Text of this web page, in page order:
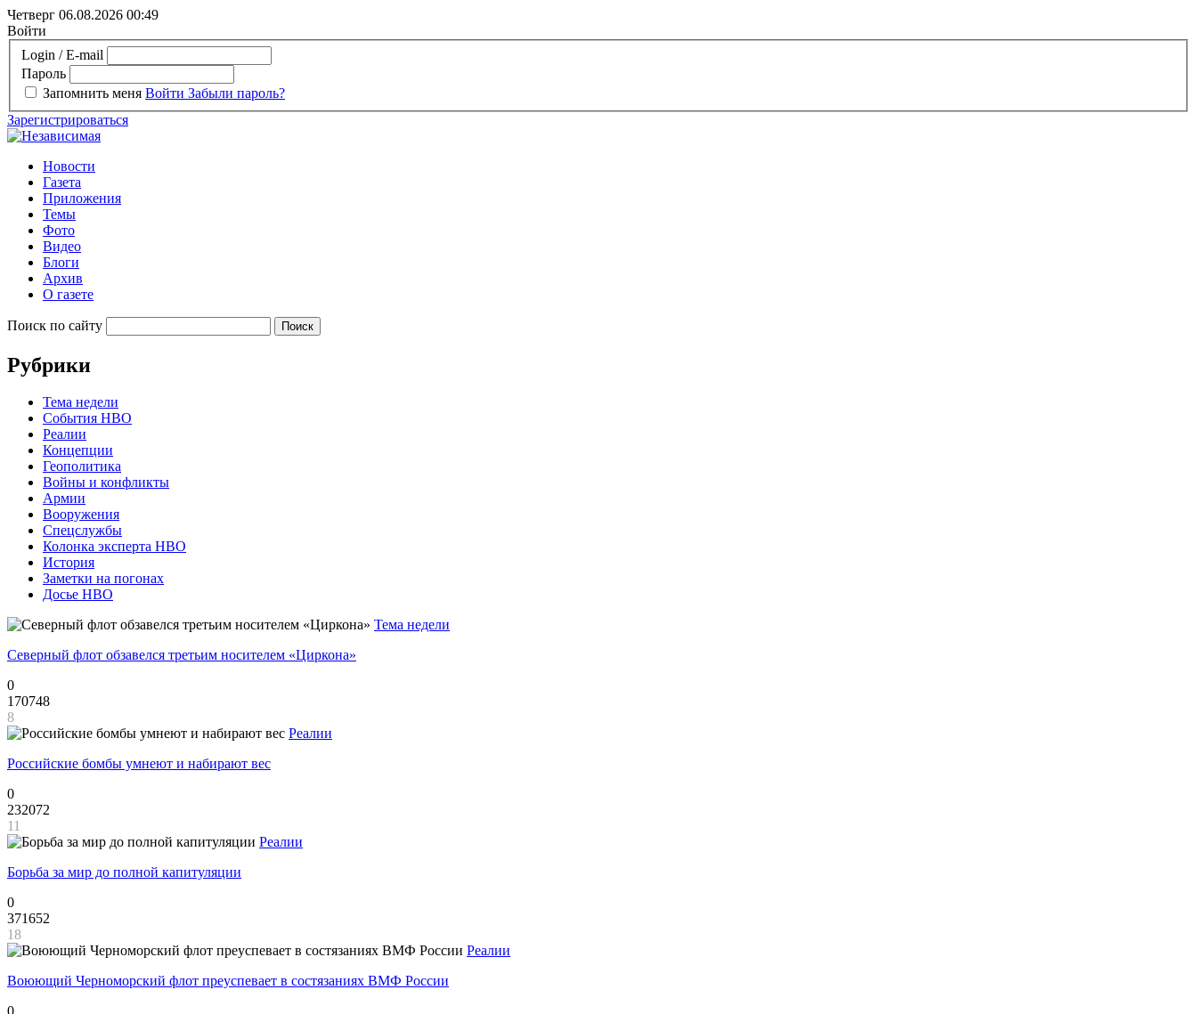
Четверг 06.08.2026 00:49
Войти
Login / E-mail
Пароль
Запомнить меня Войти Забыли пароль?
Зарегистрироваться
Новости
Газета
Приложения
Темы
Фото
Видео
Блоги
Архив
О газете
Поиск по сайту
Рубрики
Тема недели
События НВО
Реалии
Концепции
Геополитика
Войны и конфликты
Армии
Вооружения
Спецслужбы
Колонка эксперта НВО
История
Заметки на погонах
Досье НВО
Тема недели
Северный флот обзавелся третьим носителем «Циркона»
0
170748
8
Реалии
Российские бомбы умнеют и набирают вес
0
232072
11
Реалии
Борьба за мир до полной капитуляции
0
371652
18
Реалии
Воюющий Черноморский флот преуспевает в состязаниях ВМФ России